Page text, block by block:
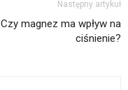
Następny artykuł
Czy magnez ma wpływ na
ciśnienie?